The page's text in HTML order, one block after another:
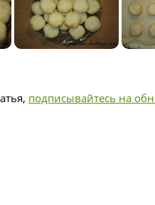
подписывайтесь на